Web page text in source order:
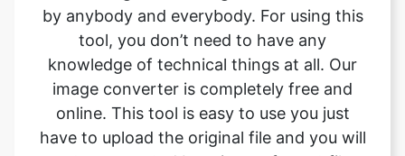
image converter is completely free and
online. This tool is easy to use you just
have to upload the original file and you will
get a converted bmp image format file
instantly.